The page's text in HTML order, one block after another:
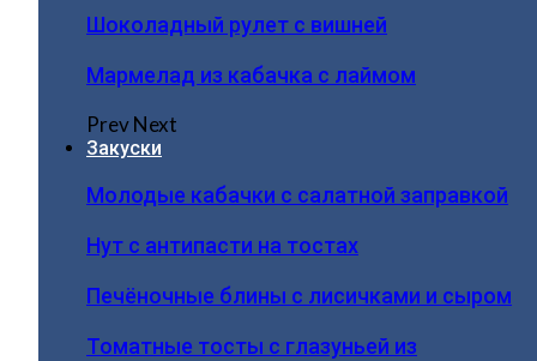
Шоколадный рулет с вишней
Мармелад из кабачка с лаймом
PrevNext
Закуски
Молодые кабачки с салатной заправкой
Нут с антипасти на тостах
Печёночные блины с лисичками и сыром
Томатные тосты с глазуньей из